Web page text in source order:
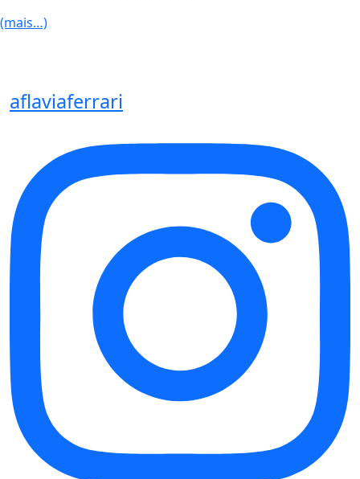
(mais…)
aflaviaferrari